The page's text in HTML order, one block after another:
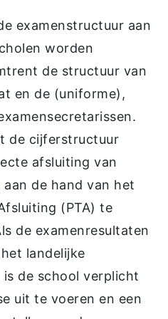
examenstructuur aan
worden
de structuur van
en de (uniforme),
de cijferstructuur
afsluiting van
de hand van het
(PTA) te
de examenresultaten
landelijke
de school verplicht
uit te voeren en een